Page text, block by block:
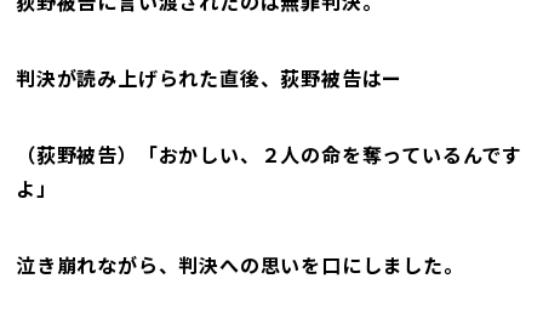
判決が読み上げられた直後、荻野被告はー
（荻野被告）「おかしい、２人の命を奪っているんです
よ」
泣き崩れながら、判決への思いを口にしました。